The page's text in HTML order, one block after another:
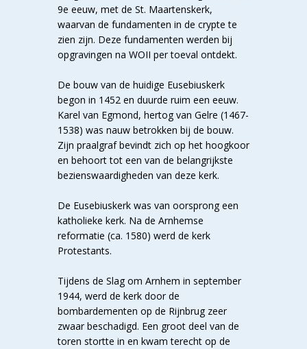
9e eeuw, met de St. Maartenskerk,
waarvan de fundamenten in de crypte te
zien zijn. Deze fundamenten werden bij
opgravingen na WOII per toeval ontdekt.
De bouw van de huidige Eusebiuskerk
begon in 1452 en duurde ruim een eeuw.
Karel van Egmond, hertog van Gelre (1467-
1538) was nauw betrokken bij de bouw.
Zijn praalgraf bevindt zich op het hoogkoor
en behoort tot een van de belangrijkste
bezienswaardigheden van deze kerk.
De Eusebiuskerk was van oorsprong een
katholieke kerk. Na de Arnhemse
reformatie (ca. 1580) werd de kerk
Protestants.
Tijdens de Slag om Arnhem in september
1944, werd de kerk door de
bombardementen op de Rijnbrug zeer
zwaar beschadigd. Een groot deel van de
toren stortte in en kwam terecht op de